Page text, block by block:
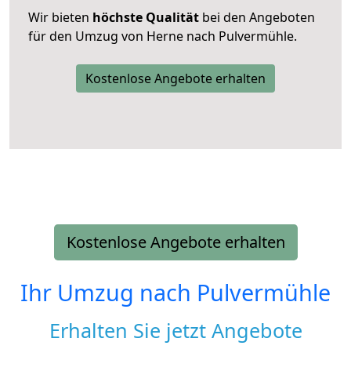
Wir bieten höchste Qualität bei den Angeboten
für den Umzug von Herne nach Pulvermühle.
Kostenlose Angebote erhalten
Kostenlose Angebote erhalten
Ihr Umzug nach Pulvermühle
Erhalten Sie jetzt Angebote